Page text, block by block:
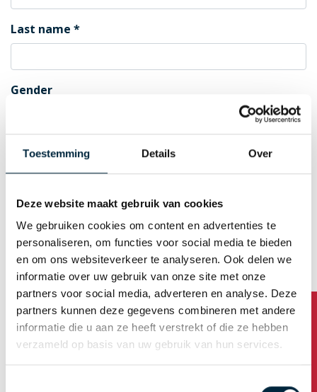
Toestemming Details Over
Deze website maakt gebruik van cookies
We gebruiken cookies om content en advertenties te
personaliseren, om functies voor social media te bieden
en om ons websiteverkeer te analyseren. Ook delen we
informatie over uw gebruik van onze site met onze
partners voor social media, adverteren en analyse. Deze
partners kunnen deze gegevens combineren met andere
informatie die u aan ze heeft verstrekt of die ze hebben
verzameld op basis van uw gebruik van hun services.
Last name
Gender
E-mail (Username)
Generate password automatically
Business address
Company name